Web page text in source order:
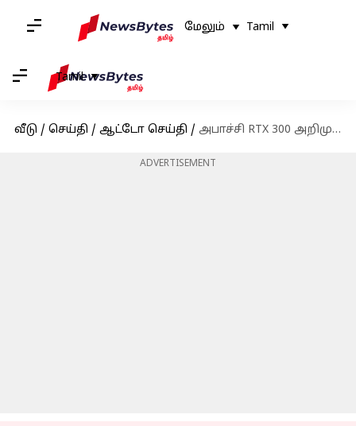
மேலும் Tamil
Tamil
வீடு / செய்தி / ஆட்டோ செய்தி / அபாச்சி RTX 300 அறிமுகம்: சாகச மோட்டார் சைக்கிள் பிரிவில் அடியெடுத்து வைத்தது டிவிஎஸ்
ADVERTISEMENT